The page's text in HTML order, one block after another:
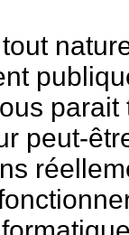
parait
peut-